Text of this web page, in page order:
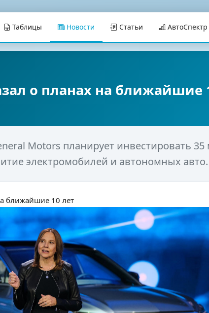
Таблицы Новости Статьи АвтоСпектр
о планах на ближайшие
Motors планирует инвестировать
электромобилей и автономных авто.
ближайшие 10 лет